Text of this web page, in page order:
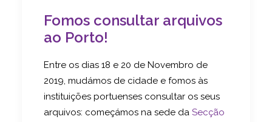
Fomos consultar arquivos
ao Porto!
Entre os dias 18 e 20 de Novembro de
2019, mudámos de cidade e fomos às
instituições portuenses consultar os seus
arquivos: começámos na sede da Secção